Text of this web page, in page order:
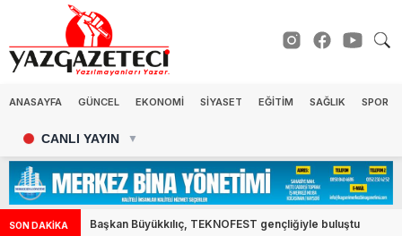
ANASAYFA GÜNCEL EKONOMİ SİYASET EĞİTİM SAĞLIK SPOR
CANLI YAYIN ▼
SON DAKİKA Başkan Büyükkılıç, TEKNOFEST gençliğiyle buluştu